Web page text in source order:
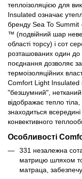
теплоізоляцією для
Insulated означає
бренду Sea To Summit
™ (подвійний шар
області торсу) і сот
розташованих один до
поєднання дозволяє
термоізоляційних
Comfort Light Insulated
"безшумний",
відображає тепло
знаходиться всередині
конвективного
Особливості
331 незалежна
матрицю шляхом
матраца,